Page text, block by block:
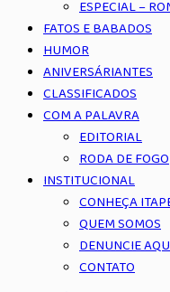
ESPECIAL –
FATOS E BABADOS
HUMOR
ANIVERSÁRIANTES
CLASSIFICADOS
COM A PALAVRA
EDITORIAL
RODA DE FOGO
INSTITUCIONAL
CONHEÇA
QUEM SOMOS
DENUNCIE
CONTATO